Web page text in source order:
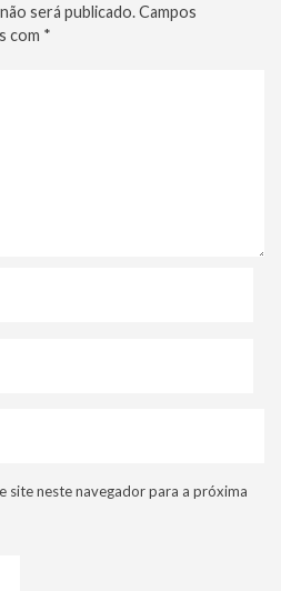
será publicado. Campos
com *
site neste navegador para a próxima